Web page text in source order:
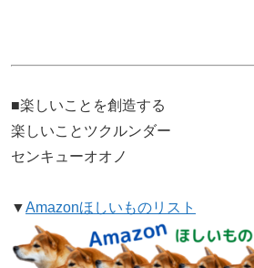
■楽しいことを創造する
楽しいことツクルンダー
センキューオオノ
▼Amazonほしいものリスト